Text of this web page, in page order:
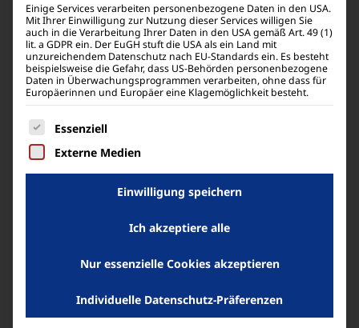
Umrechnungen zw. >DEG/>RAD/>GRAD
Koordinaten-Umwandlung Pol ÷ Rec
Berechnungen im Sexagesimalsystem
Prozentberechnung
Einige Services verarbeiten personenbezogene Daten in den USA.
Mit Ihrer Einwilligung zur Nutzung dieser Services willigen Sie
auch in die Verarbeitung Ihrer Daten in den USA gemäß Art. 49 (1)
lit. a GDPR ein. Der EuGH stuft die USA als ein Land mit
unzureichendem Datenschutz nach EU-Standards ein. Es besteht
beispielsweise die Gefahr, dass US-Behörden personenbezogene
Daten in Überwachungsprogrammen verarbeiten, ohne dass für
Europäerinnen und Europäer eine Klagemöglichkeit besteht.
Es folgt eine Liste der Service-Gruppen, für die
Essenziell
Externe Medien
Einwilligung speichern
Ich akzeptiere alle
Nur essenzielle Cookies akzeptieren
Individuelle Datenschutz-Präferenzen